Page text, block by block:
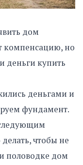
дом
компенсацию, но
деньги купить
деньгами и
фундамент.
чтобы не
половодке дом